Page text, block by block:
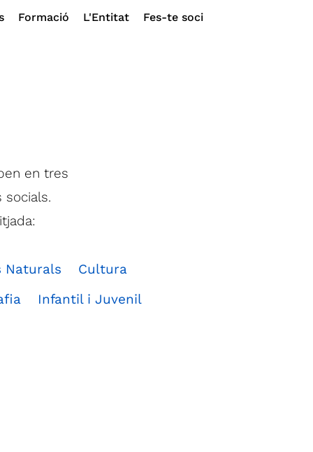
Formació L'Entitat Fes-te soci
en tres
socials.
Naturals
Cultura
Infantil i Juvenil